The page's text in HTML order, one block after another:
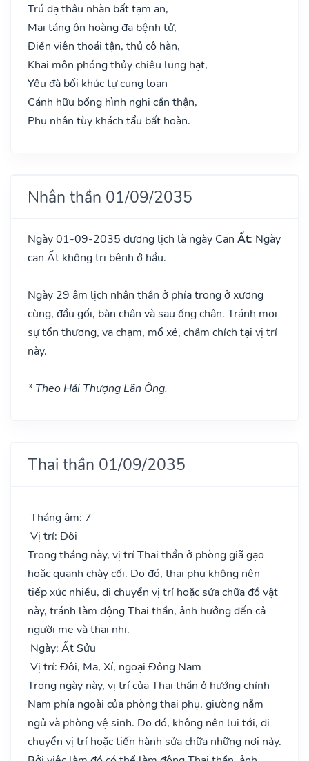
Trú dạ thâu nhàn bất tạm an,
Mai táng ôn hoàng đa bệnh tử,
Điền viên thoái tận, thủ cô hàn,
Khai môn phóng thủy chiêu lung hạt,
Yêu đà bối khúc tự cung loan
Cánh hữu bổng hình nghi cẩn thận,
Phụ nhân tùy khách tẩu bất hoàn.
Nhân thần 01/09/2035
Ngày 01-09-2035 dương lịch là ngày Can Ất: Ngày
can Ất không trị bệnh ở hầu.
Ngày 29 âm lịch nhân thần ở phía trong ở xương
cùng, đầu gối, bàn chân và sau ống chân. Tránh mọi
sự tổn thương, va chạm, mổ xẻ, châm chích tại vị trí
này.
* Theo Hải Thượng Lãn Ông.
Thai thần 01/09/2035
Tháng âm: 7
Vị trí: Đôi
Trong tháng này, vị trí Thai thần ở phòng giã gạo
hoặc quanh chày cối. Do đó, thai phụ không nên
tiếp xúc nhiều, di chuyển vị trí hoặc sửa chữa đồ vật
này, tránh làm động Thai thần, ảnh hưởng đến cả
người mẹ và thai nhi.
Ngày: Ất Sửu
Vị trí: Đôi, Ma, Xí, ngoại Đông Nam
Trong ngày này, vị trí của Thai thần ở hướng chính
Nam phía ngoài của phòng thai phụ, giường nằm
ngủ và phòng vệ sinh. Do đó, không nên lui tới, di
chuyển vị trí hoặc tiến hành sửa chữa những nơi nảy.